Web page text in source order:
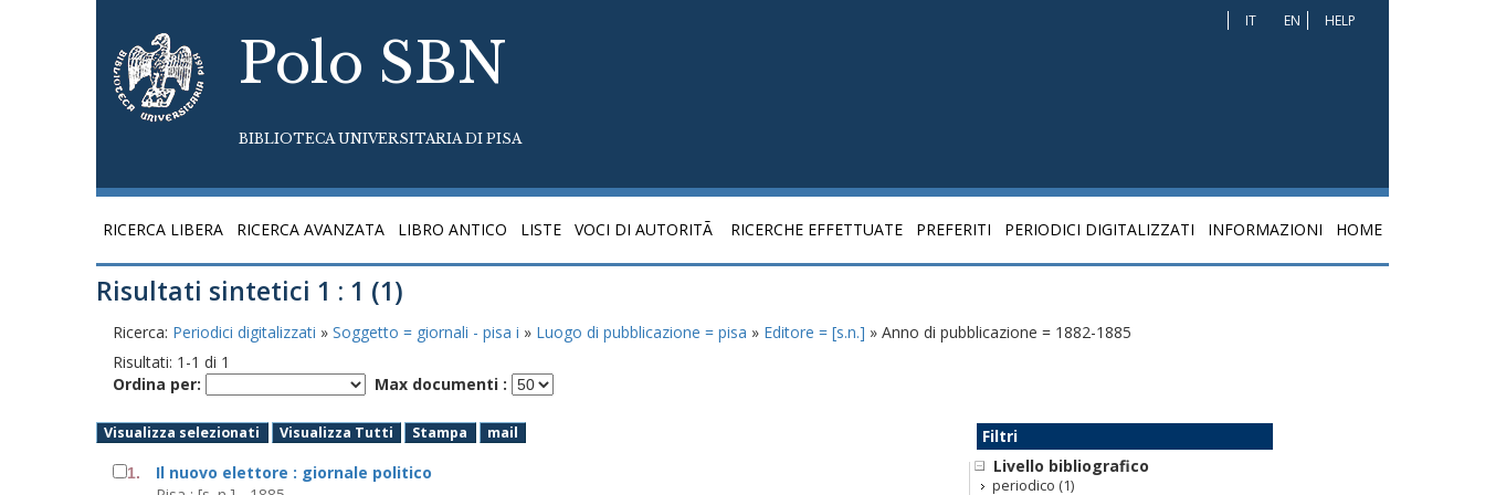
Polo SBN
BIBLIOTECA UNIVERSITARIA DI PISA
IT EN HELP
RICERCA LIBERA RICERCA AVANZATA LIBRO ANTICO LISTE VOCI DI AUTORITÃ RICERCHE EFFETTUATE PREFERITI PERIODICI DIGITALIZZATI INFORMAZIONI HOME
Risultati sintetici 1 : 1 (1)
Ricerca: Periodici digitalizzati » Soggetto = giornali - pisa i » Luogo di pubblicazione = pisa » Editore = [s.n.] » Anno di pubblicazione = 1882-1885
Risultati: 1 -1 di 1
Ordina per:
Max documenti :
Visualizza selezionati Visualizza Tutti Stampa mail
1.
Il nuovo elettore : giornale politico
Filtri
Livello bibliografico
periodico (1)